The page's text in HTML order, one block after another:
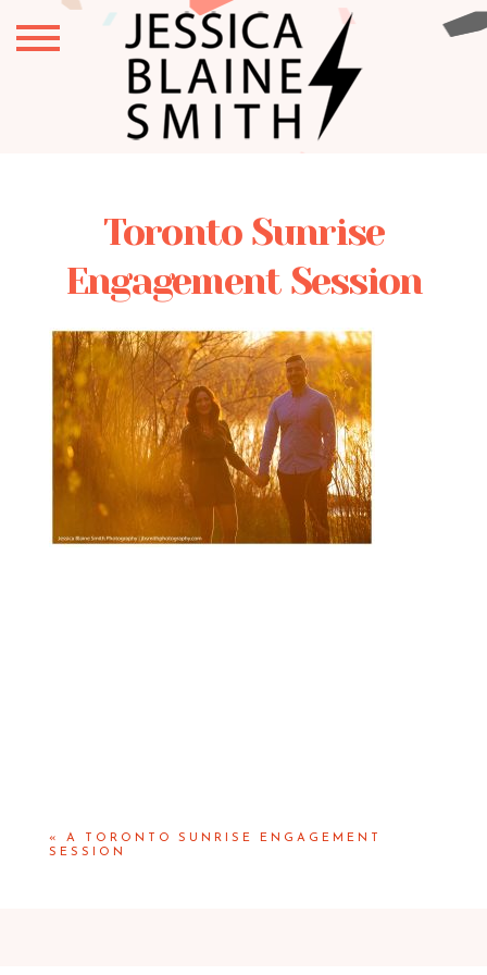
Toronto Sunrise
Engagement Session
«
A TORONTO SUNRISE ENGAGEMENT
SESSION